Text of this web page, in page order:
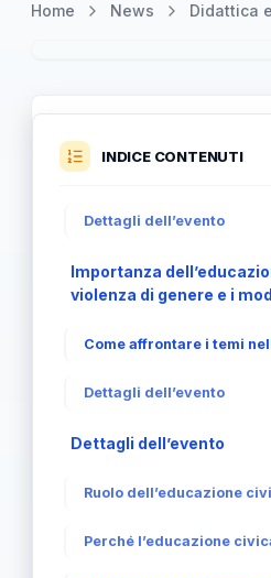
Home News Didattica
INDICE CONTENUTI
Dettagli dell’evento
Importanza
violenza di genere e i
Come affrontare i temi
Dettagli dell’evento
Dettagli dell’evento
Ruolo dell’educazione
Perché l’educazione